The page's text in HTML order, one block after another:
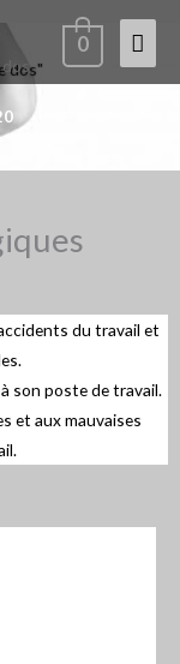
0
dos"
du travail et
son poste de travail.
et aux mauvaises